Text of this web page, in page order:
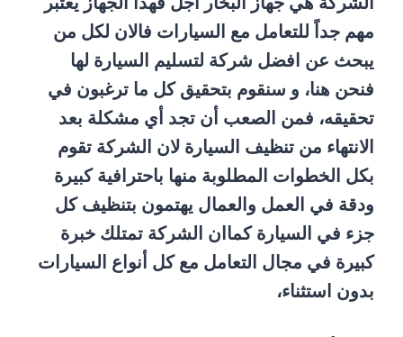
مهم جداً للتعامل مع السيارات فالان لكل من
يبحث عن افضل شركة لتسليم السيارة لها
فنحن هنا، و سنقوم بتحقيق كل ما ترغبون في
تحقيقه، فمن الصعب أن تجد أي مشكلة بعد
الانتهاء من تنظيف السيارة لان الشركة تقوم
بكل الخطوات المطلوبة منها باحترافية كبيرة
ودقة في العمل والعمال يهتمون بتنظيف كل
جزء في السيارة كماان الشركة تمتلك خبرة
كبيرة في مجال التعامل مع كل أنواع السيارات
بدون استثناء،